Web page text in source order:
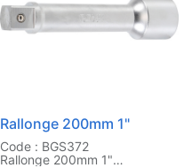
Rallonge 200mm 1"
Code : BGS372
Rallonge 200mm 1"